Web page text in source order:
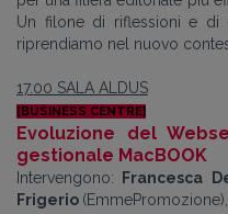
Un filone di riflessioni e di
riprendiamo nel nuovo
17.00 SALA ALDUS
[BUSINESS CENTRE]
Evoluzione del
gestionale MacBOOK
Intervengono: Francesca
Frigerio (EmmePromozione),